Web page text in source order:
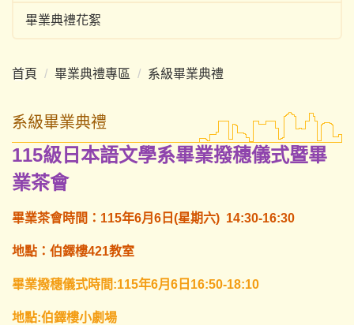
畢業典禮花絮
首頁 畢業典禮專區 系級畢業典禮
系級畢業典禮
115級日本語文學系畢業撥穗儀式暨畢
業茶會
畢業茶會時間：115年6月6日(星期六) 14:30-16:30
地點：伯鐸樓421教室
畢業撥穗儀式時間:115年6月6日16:50-18:10
地點:伯鐸樓小劇場